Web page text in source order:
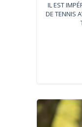
IL EST
DE TENNIS